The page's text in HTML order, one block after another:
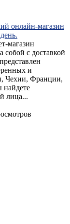
онлайн-магазин
магазин
собой с доставкой
и
Чехии, Франции,
найдете
лица...